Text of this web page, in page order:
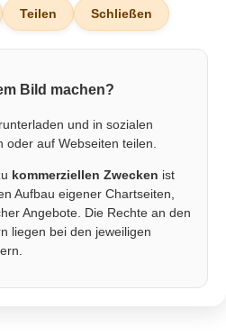
Teilen Schließen
Bild machen?
und in sozialen
auf Webseiten teilen.
kommerziellen Zwecken ist
Aufbau eigener Chartseiten,
Angebote. Die Rechte an den
liegen bei den jeweiligen